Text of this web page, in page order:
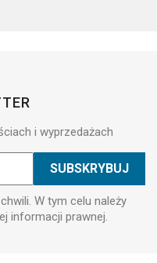
i wyprzedażach
W tym celu należy
informacji prawnej.